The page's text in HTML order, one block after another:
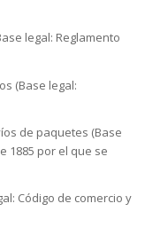
legal: Reglamento
(Base legal:
de paquetes (Base
1885 por el que se
Código de comercio y